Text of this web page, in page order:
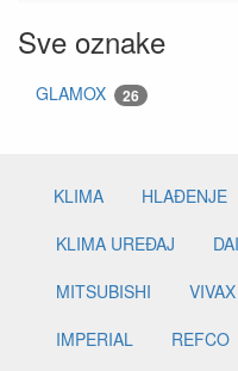
Sve oznake
GLAMOX 26
KLIMA HLAĐENJE
KLIMA UREĐAJ
MITSUBISHI
VIVAX
IMPERIAL
REFCO